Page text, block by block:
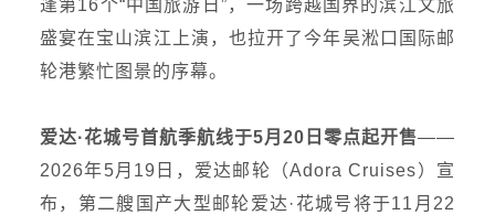
逢第16个“中国旅游日 ”，一场跨越国界的滨江文旅
盛宴在宝山滨江上演，也拉开了今年吴淞口国际邮
轮港繁忙图景的序幕。
爱达·花城号首航季航线于5月20日零点起开售——
2026年5月19日，爱达邮轮（Adora Cruises）宣
布，第二艘国产大型邮轮爱达·花城号将于11月22